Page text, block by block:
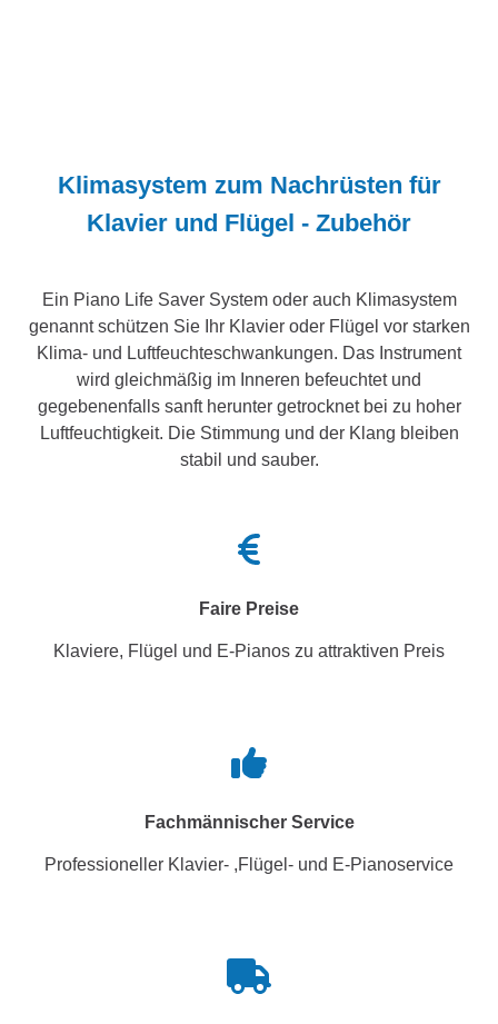
Klimasystem zum Nachrüsten für
Klavier und Flügel - Zubehör
Ein Piano Life Saver System oder auch Klimasystem
genannt schützen Sie Ihr Klavier oder Flügel vor starken
Klima- und Luftfeuchteschwankungen. Das Instrument
wird gleichmäßig im Inneren befeuchtet und
gegebenenfalls sanft herunter getrocknet bei zu hoher
Luftfeuchtigkeit. Die Stimmung und der Klang bleiben
stabil und sauber.
Faire Preise
Klaviere, Flügel und E-Pianos zu attraktiven Preis
Fachmännischer Service
Professioneller Klavier- ,Flügel- und E-Pianoservice